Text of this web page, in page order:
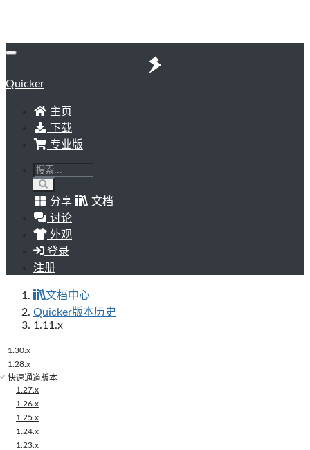
Quicker
主页
下载
专业版
分享
文档
讨论
外观
登录
注册
文档中心
Quicker版本历史
1.11.x
1.30.x
1.28.x
快速通道版本
1.27.x
1.26.x
1.25.x
1.24.x
1.23.x